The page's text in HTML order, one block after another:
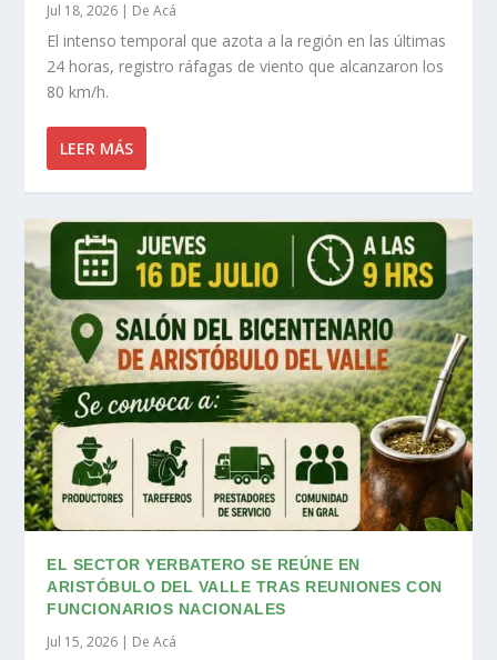
Jul 18, 2026 | De Acá
El intenso temporal que azota a la región en las últimas
24 horas, registro ráfagas de viento que alcanzaron los
80 km/h.
LEER MÁS
EL SECTOR YERBATERO SE REÚNE EN
ARISTÓBULO DEL VALLE TRAS REUNIONES CON
FUNCIONARIOS NACIONALES
Jul 15, 2026 | De Acá